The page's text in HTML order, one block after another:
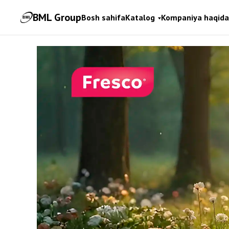
BML GroupBosh sahifaKatalog Kompaniya haqida